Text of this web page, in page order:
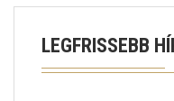
LEGFRISSEBB